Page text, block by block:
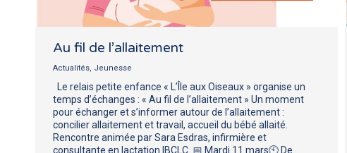
Au fil de l’allaitement
Actualités Jeunesse
Le relais petite enfance « L’Île aux Oiseaux » organise un
temps d’échanges : « Au fil de l’allaitement » Un moment
pour échanger et s’informer autour de l’allaitement :
concilier allaitement et travail, accueil du bébé allaité.
Rencontre animée par Sara Esdras, infirmière et
consultante en lactation IBCLC. 📅 Mardi 11 mars🕙 De…